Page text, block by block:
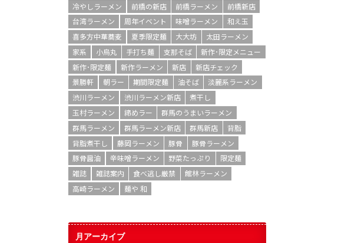
冷やしラーメン
前橋の新店 前橋ラーメン
前橋新店
台湾ラーメン
周年イベント 味噌ラーメン
和え玉
喜多方中華蕎麦
夏季限定麺 大大坊
太田ラーメン
家系
小烏丸 手打ち麺 支那そば
新作･限定メニュー
新作･限定麺
新作ラーメン 新店
新店チェック
景勝軒
朝ラー 期間限定麺 油そば
淡麗系ラーメン
渋川ラーメン
渋川ラーメン新店
煮干し
玉村ラーメン
締めラー
群馬のうまいラーメン
群馬ラーメン
群馬ラーメン新店 群馬新店
背脂
背脂煮干し
藤岡ラーメン 豚骨
豚骨ラーメン
豚骨醤油
辛味噌ラーメン 野菜たっぷり
限定麺
雑誌
雑誌案内 食べ逃し厳禁
館林ラーメン
高崎ラーメン
麺や 和
月アーカイブ